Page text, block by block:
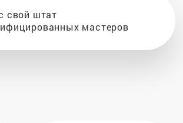
свой штат
мастеров